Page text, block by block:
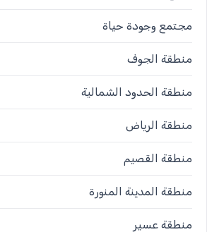
مجتمع وجودة حياة
منطقة الجوف
منطقة الحدود الشمالية
منطقة الرياض
منطقة القصيم
منطقة المدينة المنورة
منطقة عسير